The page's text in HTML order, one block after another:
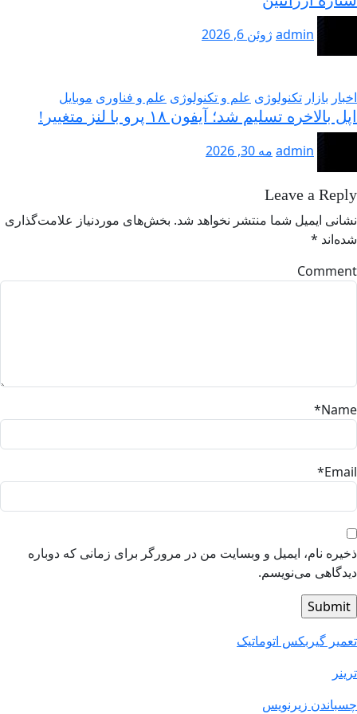
adminژوئن 6, 2026
بازار تکنولوژی علم و تکنولوژی علم و فناوری موبایل
بالاخره تسلیم شد؛ آیفون ۱۸ پرو با لنز متغییر!
adminمه 30, 2026
Leave a
ایمیل شما منتشر نخواهد شد.بخش‌های موردنیاز علامت‌گذاری
*
*
*
نام، ایمیل و وبسایت من در مرورگر برای زمانی که دوباره
می‌نویسم.
گیربکس اتوماتیک
زيرنويس